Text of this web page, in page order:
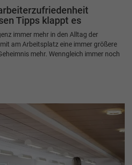
Tipps klappt es
immer mehr in den Alltag der
am Arbeitsplatz eine immer größere
mehr. Wenngleich immer noch